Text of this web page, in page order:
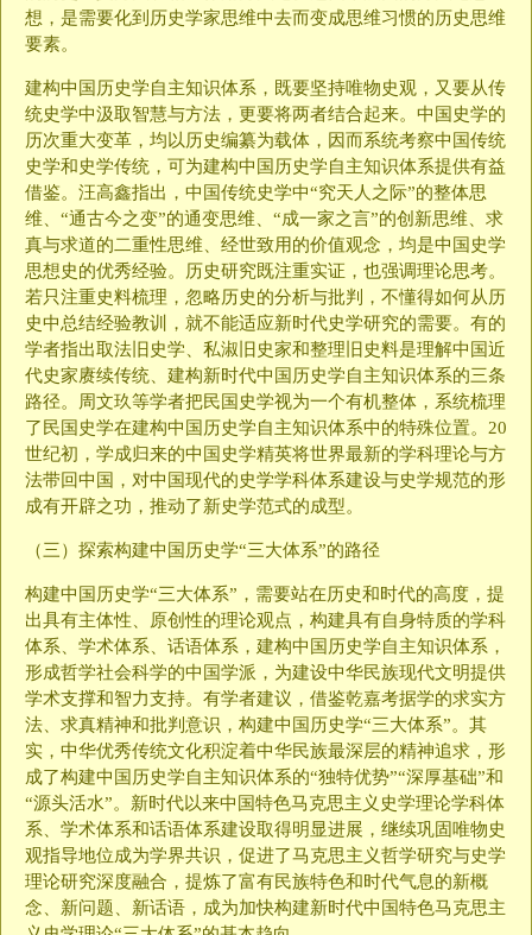
想，是需要化到历史学家思维中去而变成思维习惯的历史思维
要素。
建构中国历史学自主知识体系，既要坚持唯物史观，又要从传
统史学中汲取智慧与方法，更要将两者结合起来。中国史学的
历次重大变革，均以历史编纂为载体，因而系统考察中国传统
史学和史学传统，可为建构中国历史学自主知识体系提供有益
借鉴。汪高鑫指出，中国传统史学中“究天人之际”的整体思
维、“通古今之变”的通变思维、“成一家之言”的创新思维、求
真与求道的二重性思维、经世致用的价值观念，均是中国史学
思想史的优秀经验。历史研究既注重实证，也强调理论思考。
若只注重史料梳理，忽略历史的分析与批判，不懂得如何从历
史中总结经验教训，就不能适应新时代史学研究的需要。有的
学者指出取法旧史学、私淑旧史家和整理旧史料是理解中国近
代史家赓续传统、建构新时代中国历史学自主知识体系的三条
路径。周文玖等学者把民国史学视为一个有机整体，系统梳理
了民国史学在建构中国历史学自主知识体系中的特殊位置。20
世纪初，学成归来的中国史学精英将世界最新的学科理论与方
法带回中国，对中国现代的史学学科体系建设与史学规范的形
成有开辟之功，推动了新史学范式的成型。
（三）探索构建中国历史学“三大体系”的路径
构建中国历史学“三大体系”，需要站在历史和时代的高度，提
出具有主体性、原创性的理论观点，构建具有自身特质的学科
体系、学术体系、话语体系，建构中国历史学自主知识体系，
形成哲学社会科学的中国学派，为建设中华民族现代文明提供
学术支撑和智力支持。有学者建议，借鉴乾嘉考据学的求实方
法、求真精神和批判意识，构建中国历史学“三大体系”。其
实，中华优秀传统文化积淀着中华民族最深层的精神追求，形
成了构建中国历史学自主知识体系的“独特优势”“深厚基础”和
“源头活水”。新时代以来中国特色马克思主义史学理论学科体
系、学术体系和话语体系建设取得明显进展，继续巩固唯物史
观指导地位成为学界共识，促进了马克思主义哲学研究与史学
理论研究深度融合，提炼了富有民族特色和时代气息的新概
念、新问题、新话语，成为加快构建新时代中国特色马克思主